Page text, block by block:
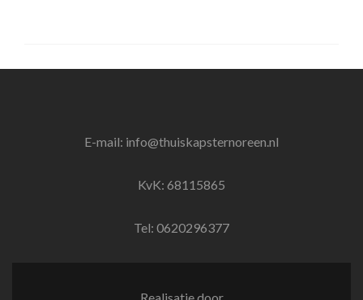
E-mail: info@thuiskapsternoreen.nl
KvK: 68115865
Tel: 0620296377